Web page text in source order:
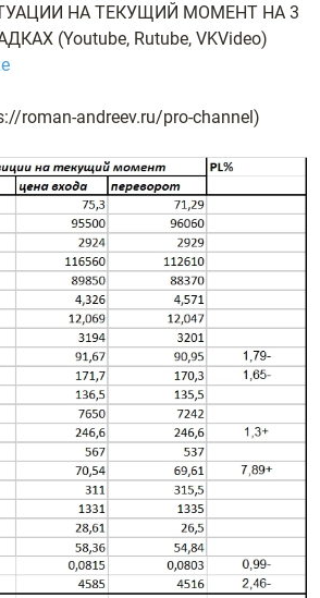
НА ТЕКУЩИЙ МОМЕНТ НА 3
(Youtube, Rutube, VKVideo)
roman-andreev.ru/pro-channel)